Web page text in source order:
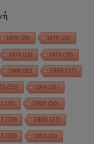
1979 (26) 1978 (22)
1974 (11) 1973 (29)
1969 (32) 1968 (37)
(55) 1964 (31)
(35) 1960 (50)
(79) 1956 (37)
(39) 1952 (31)